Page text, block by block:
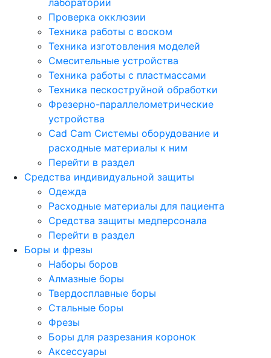
Проверка окклюзии
Техника работы с воском
Техника изготовления моделей
Смесительные устройства
Техника работы с пластмассами
Техника пескоструйной обработки
Фрезерно-параллелометрические
устройства
Cad Cam Системы оборудование и
расходные материалы к ним
Перейти в раздел
Средства индивидуальной защиты
Одежда
Расходные материалы для пациента
Средства защиты медперсонала
Перейти в раздел
Боры и фрезы
Наборы боров
Алмазные боры
Твердосплавные боры
Стальные боры
Фрезы
Боры для разрезания коронок
Аксессуары